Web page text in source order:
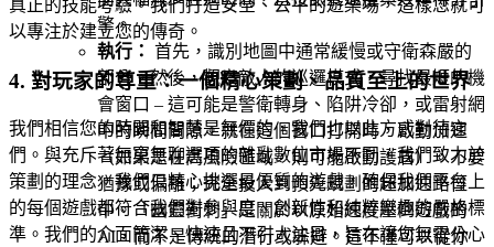
擎。
執行： 首先，識別地圖中通常緩慢或守衛森嚴的
部分。然後，觀察敵人的巡邏模式，尋找最短的機
會窗口 – 這可能是警衛轉身、陷阱冷卻，或雷射網
中的瞬間間隙。就在這個窗口打開時，啟動加速
（如果是在高風險區域，則可能啟動護盾）。不要
猶豫或偏離；完全投入到預先規劃的超加速路徑
中。「幽靈衝刺」是關於以原始速度壓倒遊戲的
AI，而不是傳統的潛行或躲避。這不僅可以從你
真正的技能考驗。我們打造安全、公平的遊樂場，這樣您就可
以專注於建立您的傳奇。
4. 對玩家的尊重：一個精心策劃、品質至上的世界
我們相信您的時間和智慧是無價的，我們也以此方式對待它
們。與充斥著無窮無聊選項的雜亂數位市場不同，我們致力於
策劃的理念。我們只精心挑選最優質的遊戲，確保我們平台上
的每個遊戲都符合我們對參與度、創新性和純粹樂趣的嚴格標
準。我們的介面簡潔、快速且不引人注目，旨在讓您無需分心